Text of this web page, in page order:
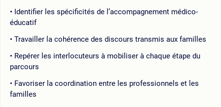
Identifier les spécificités de l’accompagnement médico-
éducatif
Travailler la cohérence des discours transmis aux familles
Repérer les interlocuteurs à mobiliser à chaque étape du
parcours
Favoriser la coordination entre les professionnels et les
familles